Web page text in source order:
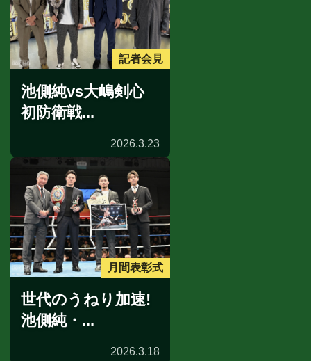
記者会見
池側純vs大嶋剣心
初防衛戦...
2026.3.23
月間表彰式
世代のうねり加速!
池側純・...
2026.3.18